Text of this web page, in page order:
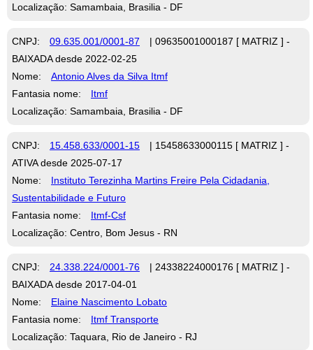
Localização: Samambaia, Brasilia - DF
CNPJ: 09.635.001/0001-87
| 09635001000187 [ MATRIZ ] -
BAIXADA desde 2022-02-25
Nome:
Antonio Alves da Silva Itmf
Fantasia nome:
Itmf
Localização: Samambaia, Brasilia - DF
CNPJ: 15.458.633/0001-15
| 15458633000115 [ MATRIZ ] -
ATIVA desde 2025-07-17
Nome:
Instituto Terezinha Martins Freire Pela Cidadania,
Sustentabilidade e Futuro
Fantasia nome:
Itmf-Csf
Localização: Centro, Bom Jesus - RN
CNPJ: 24.338.224/0001-76
| 24338224000176 [ MATRIZ ] -
BAIXADA desde 2017-04-01
Nome:
Elaine Nascimento Lobato
Fantasia nome:
Itmf Transporte
Localização: Taquara, Rio de Janeiro - RJ